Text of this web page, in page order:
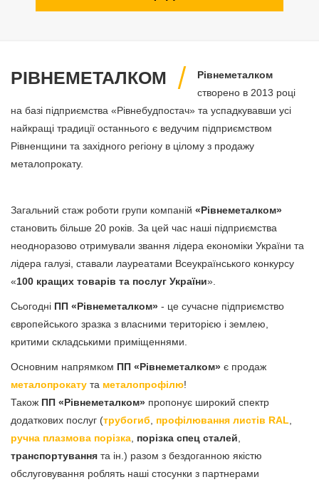
РІВНЕМЕТАЛКОМ
Рівнеметалком
створено в 2013 році
на базі підприємства «Рівнебудпостач» та успадкувавши усі
найкращі традиції останнього є ведучим підприємством
Рівненщини та західного регіону в цілому з продажу
металопрокату.
Загальний стаж роботи групи компаній «Рівнеметалком»
становить більше 20 років. За цей час наші підприємства
неодноразово отримували звання лідера економіки України та
лідера галузі, ставали лауреатами Всеукраїнського конкурсу
«100 кращих товарів та послуг України».
Сьогодні ПП «Рівнеметалком» - це сучасне підприємство
європейського зразка з власними територією і землею,
критими складськими приміщеннями.
Основним напрямком ПП «Рівнеметалком» є продаж
металопрокату та металопрофілю!
Також ПП «Рівнеметалком» пропонує широкий спектр
додаткових послуг (трубогиб профілювання листів RAL
ручна плазмова порізка порізка спец сталей
транспортування та ін.) разом з бездоганною якістю
обслуговування роблять наші стосунки з партнерами